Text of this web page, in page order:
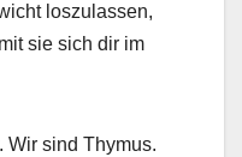
loszulassen,
sie sich dir im
Wir sind Thymus.